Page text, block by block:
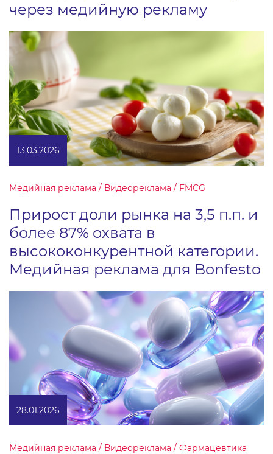
через медийную рекламу
13.03.2026
Медийная реклама / Видеореклама / FMCG
Прирост доли рынка на 3,5 п.п. и
более 87% охвата в
высококонкурентной категории.
Медийная реклама для Bonfesto
28.01.2026
Медийная реклама / Видеореклама / Фармацевтика